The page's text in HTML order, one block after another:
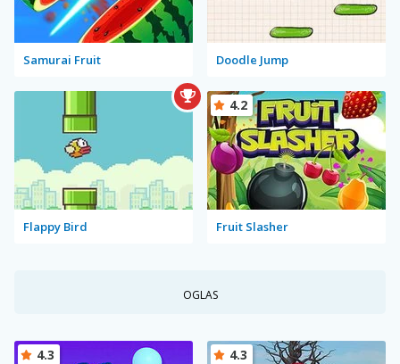
Samurai Fruit Doodle Jump
Flappy Bird Fruit Slasher
4.2
OGLAS
4.3 4.3